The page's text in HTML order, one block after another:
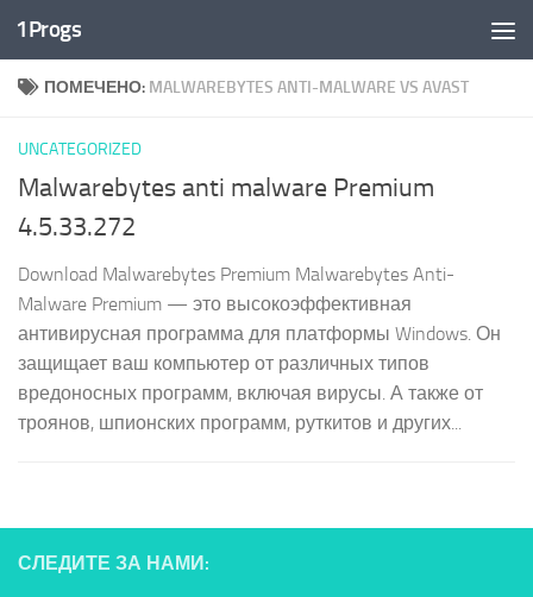
Перейти к содержимому
1Progs
ПОМЕЧЕНО: MALWAREBYTES ANTI-MALWARE VS AVAST
UNCATEGORIZED
Malwarebytes anti malware Premium
4.5.33.272
Download Malwarebytes Premium Malwarebytes Anti-
Malware Premium — это высокоэффективная
антивирусная программа для платформы Windows. Он
защищает ваш компьютер от различных типов
вредоносных программ, включая вирусы. А также от
троянов, шпионских программ, руткитов и других...
СЛЕДИТЕ ЗА НАМИ: